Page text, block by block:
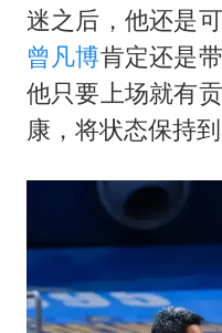
迷之后，他还是
曾凡博肯定还是
他只要上场就有
康，将状态保持到